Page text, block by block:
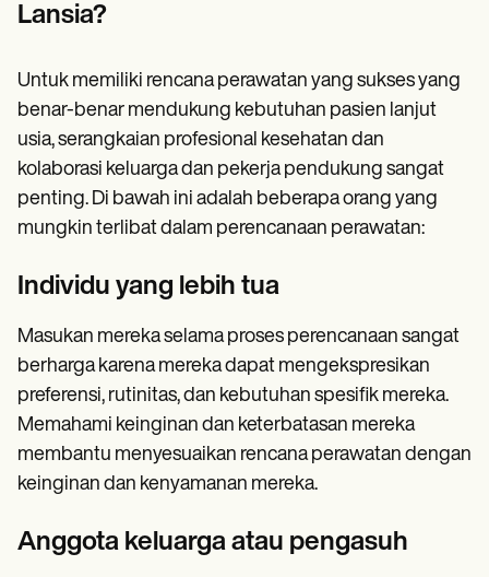
Lansia?
Untuk memiliki rencana perawatan yang sukses yang
benar-benar mendukung kebutuhan pasien lanjut
usia, serangkaian profesional kesehatan dan
kolaborasi keluarga dan pekerja pendukung sangat
penting. Di bawah ini adalah beberapa orang yang
mungkin terlibat dalam perencanaan perawatan:
Individu yang lebih tua
Masukan mereka selama proses perencanaan sangat
berharga karena mereka dapat mengekspresikan
preferensi, rutinitas, dan kebutuhan spesifik mereka.
Memahami keinginan dan keterbatasan mereka
membantu menyesuaikan rencana perawatan dengan
keinginan dan kenyamanan mereka.
Anggota keluarga atau pengasuh